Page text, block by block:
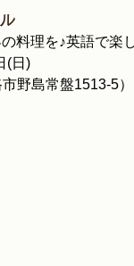
料理を♪英語で楽
(日)
野島常盤1513-5）